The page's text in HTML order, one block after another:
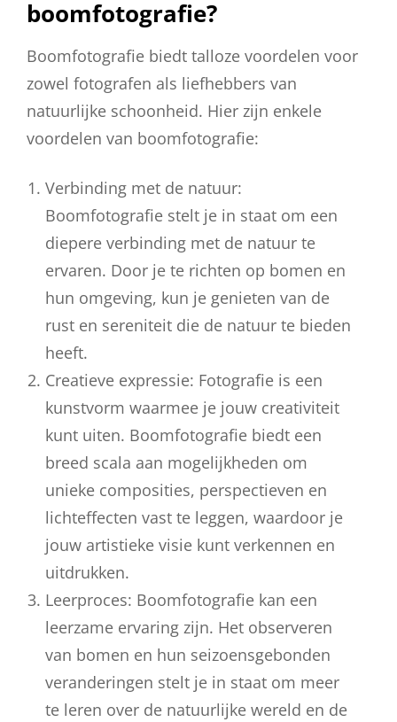
boomfotografie?
Boomfotografie biedt talloze voordelen voor
zowel fotografen als liefhebbers van
natuurlijke schoonheid. Hier zijn enkele
voordelen van boomfotografie:
Verbinding met de natuur:
Boomfotografie stelt je in staat om een
diepere verbinding met de natuur te
ervaren. Door je te richten op bomen en
hun omgeving, kun je genieten van de
rust en sereniteit die de natuur te bieden
heeft.
Creatieve expressie: Fotografie is een
kunstvorm waarmee je jouw creativiteit
kunt uiten. Boomfotografie biedt een
breed scala aan mogelijkheden om
unieke composities, perspectieven en
lichteffecten vast te leggen, waardoor je
jouw artistieke visie kunt verkennen en
uitdrukken.
Leerproces: Boomfotografie kan een
leerzame ervaring zijn. Het observeren
van bomen en hun seizoensgebonden
veranderingen stelt je in staat om meer
te leren over de natuurlijke wereld en de